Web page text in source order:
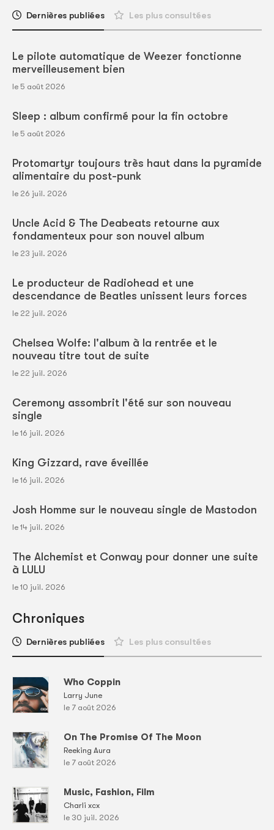
Dernières publiées Les plus consultées
Le pilote automatique de Weezer fonctionne
merveilleusement bien
le 5 août 2026
Sleep : album confirmé pour la fin octobre
le 5 août 2026
Protomartyr toujours très haut dans la pyramide
alimentaire du post-punk
le 26 juil. 2026
Uncle Acid & The Deabeats retourne aux
fondamenteux pour son nouvel album
le 23 juil. 2026
Le producteur de Radiohead et une
descendance de Beatles unissent leurs forces
le 22 juil. 2026
Chelsea Wolfe: l'album à la rentrée et le
nouveau titre tout de suite
le 22 juil. 2026
Ceremony assombrit l'été sur son nouveau
single
le 16 juil. 2026
King Gizzard, rave éveillée
le 16 juil. 2026
Josh Homme sur le nouveau single de Mastodon
le 14 juil. 2026
The Alchemist et Conway pour donner une suite
à LULU
le 10 juil. 2026
Chroniques
Dernières publiées Les plus consultées
Who Coppin
Larry June
le 7 août 2026
On The Promise Of The Moon
Reeking Aura
le 7 août 2026
Music, Fashion, Film
Charli xcx
le 30 juil. 2026